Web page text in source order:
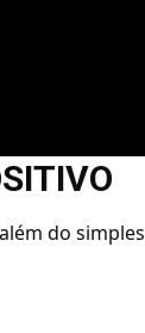
do simples